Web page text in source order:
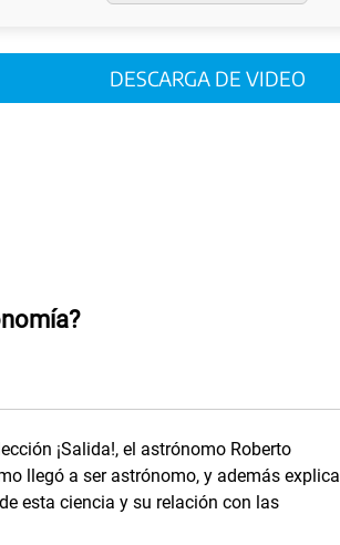
DESCARGA DE VIDEO
¡Salida!, el astrónomo Roberto
llegó a ser astrónomo, y además explica
esta ciencia y su relación con las